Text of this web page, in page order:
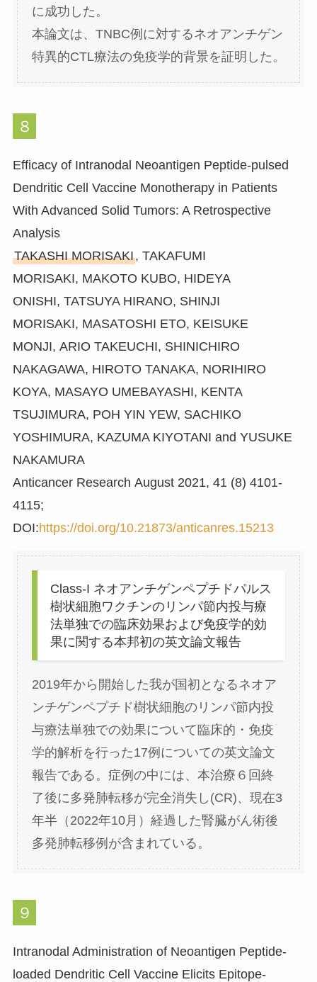
に成功した。
本論文は、TNBC例に対するネオアンチゲン
特異的CTL療法の免疫学的背景を証明した。
８
Efficacy of Intranodal Neoantigen Peptide-pulsed
Dendritic Cell Vaccine Monotherapy in Patients
With Advanced Solid Tumors: A Retrospective
Analysis
TAKASHI MORISAKI, TAKAFUMI
MORISAKI, MAKOTO KUBO, HIDEYA
ONISHI, TATSUYA HIRANO, SHINJI
MORISAKI, MASATOSHI ETO, KEISUKE
MONJI, ARIO TAKEUCHI, SHINICHIRO
NAKAGAWA, HIROTO TANAKA, NORIHIRO
KOYA, MASAYO UMEBAYASHI, KENTA
TSUJIMURA, POH YIN YEW, SACHIKO
YOSHIMURA, KAZUMA KIYOTANI and YUSUKE
NAKAMURA
Anticancer Research August 2021, 41 (8) 4101-
4115;
DOI:https://doi.org/10.21873/anticanres.15213
Class-I ネオアンチゲンペプチドパルス
樹状細胞ワクチンのリンパ節内投与療
法単独での臨床効果および免疫学的効
果に関する本邦初の英文論文報告
2019年から開始した我が国初となるネオア
ンチゲンペプチド樹状細胞のリンパ節内投
与療法単独での効果について臨床的・免疫
学的解析を行った17例についての英文論文
報告である。症例の中には、本治療６回終
了後に多発肺転移が完全消失し(CR)、現在3
年半（2022年10月）経過した腎臓がん術後
多発肺転移例が含まれている。
９
Intranodal Administration of Neoantigen Peptide-
loaded Dendritic Cell Vaccine Elicits Epitope-